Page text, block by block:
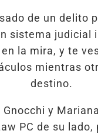
de un delito
sistema judicial
la mira, y te
mientras
destino.
Gnocchi y
PC de su lado,